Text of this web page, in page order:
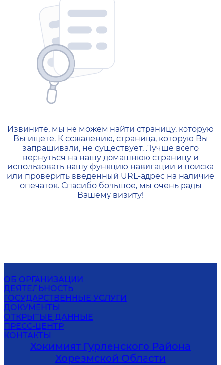
404 — Страница не
Извините, мы не можем найти страницу, которую
Вы ищете. К сожалению, страница, которую Вы
запрашивали, не существует. Лучше всего
вернуться на нашу домашнюю страницу и
использовать нашу функцию навигации и поиска
или проверить введенный URL-адрес на наличие
опечаток. Спасибо большое, мы очень рады
Вашему визиту!
ОБ ОРГАНИЗАЦИИ
ДЕЯТЕЛЬНОСТЬ
ГОСУДАРСТВЕННЫЕ УСЛУГИ
ДОКУМЕНТЫ
ОТКРЫТЫЕ ДАННЫЕ
ПРЕСС-ЦЕНТР
КОНТАКТЫ
Хокимият Гурленского Района
Хорезмской Области